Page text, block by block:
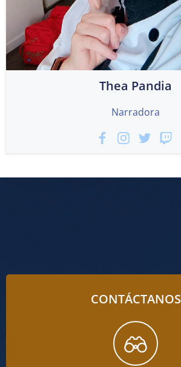
Thea Pandia
Narradora
CONTÁCTANOS